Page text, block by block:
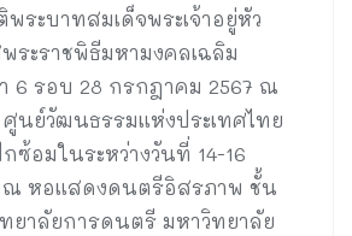
พระบาทสมเด็จพระเจ้าอยู่หัว
ระราชพิธีมหามงคลเฉลิม
6 รอบ 28 กรกฎาคม 2567 ณ
นย์วัฒนธรรมแห่งประเทศไทย
ซ้อมในระหว่างวันที่ 14-16
ณ หอแสดงดนตรีอิสรภาพ ชั้น
ทยาลัยการดนตรี มหาวิทยาลัย